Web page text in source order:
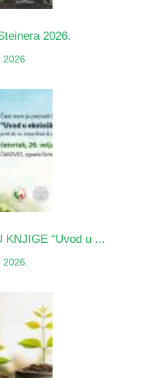
2026.
2026.
KNJIGE “Uvod u ...
2026.